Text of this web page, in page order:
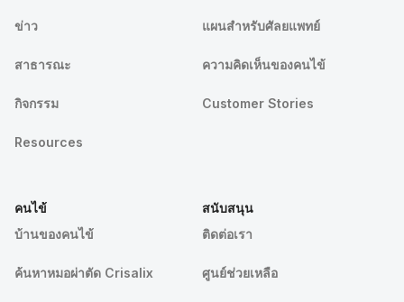
ข่าว
สาธารณะ
กิจกรรม
Resources
แผนสำหรับศัลยแพทย์
ความคิดเห็นของคนไข้
Customer Stories
คนไข้
บ้านของคนไข้
ค้นหาหมอผ่าตัด Crisalix
สนับสนุน
ติดต่อเรา
ศูนย์ช่วยเหลือ